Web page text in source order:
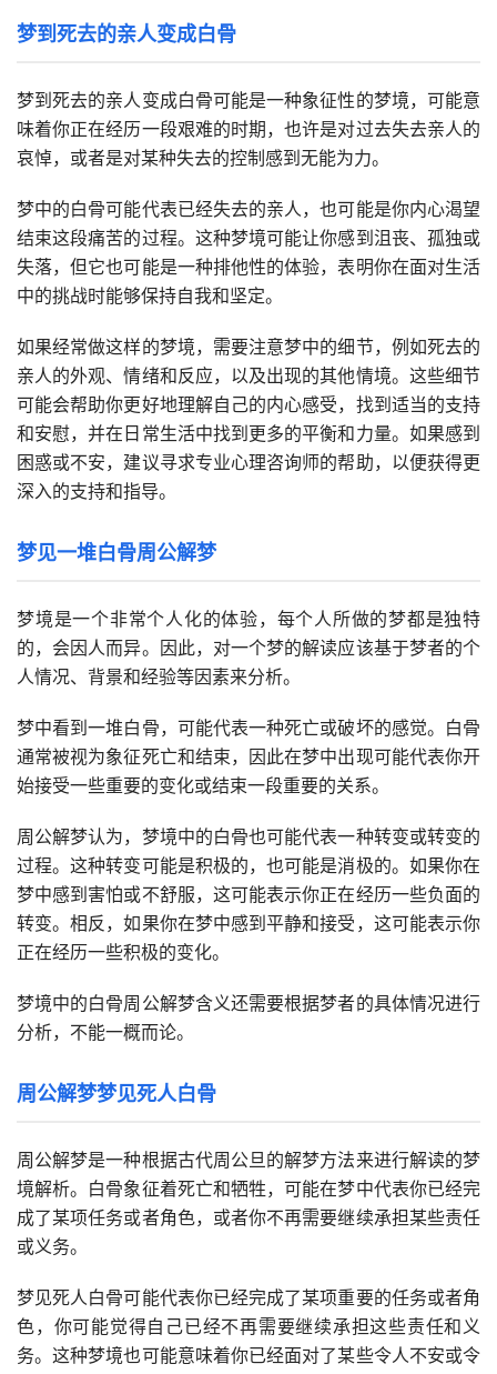
梦到死去的亲人变成白骨
梦到死去的亲人变成白骨可能是一种象征性的梦境，可能意
味着你正在经历一段艰难的时期，也许是对过去失去亲人的
哀悼，或者是对某种失去的控制感到无能为力。
梦中的白骨可能代表已经失去的亲人，也可能是你内心渴望
结束这段痛苦的过程。这种梦境可能让你感到沮丧、孤独或
失落，但它也可能是一种排他性的体验，表明你在面对生活
中的挑战时能够保持自我和坚定。
如果经常做这样的梦境，需要注意梦中的细节，例如死去的
亲人的外观、情绪和反应，以及出现的其他情境。这些细节
可能会帮助你更好地理解自己的内心感受，找到适当的支持
和安慰，并在日常生活中找到更多的平衡和力量。如果感到
困惑或不安，建议寻求专业心理咨询师的帮助，以便获得更
深入的支持和指导。
梦见一堆白骨周公解梦
梦境是一个非常个人化的体验，每个人所做的梦都是独特
的，会因人而异。因此，对一个梦的解读应该基于梦者的个
人情况、背景和经验等因素来分析。
梦中看到一堆白骨，可能代表一种死亡或破坏的感觉。白骨
通常被视为象征死亡和结束，因此在梦中出现可能代表你开
始接受一些重要的变化或结束一段重要的关系。
周公解梦认为，梦境中的白骨也可能代表一种转变或转变的
过程。这种转变可能是积极的，也可能是消极的。如果你在
梦中感到害怕或不舒服，这可能表示你正在经历一些负面的
转变。相反，如果你在梦中感到平静和接受，这可能表示你
正在经历一些积极的变化。
梦境中的白骨周公解梦含义还需要根据梦者的具体情况进行
分析，不能一概而论。
周公解梦梦见死人白骨
周公解梦是一种根据古代周公旦的解梦方法来进行解读的梦
境解析。白骨象征着死亡和牺牲，可能在梦中代表你已经完
成了某项任务或者角色，或者你不再需要继续承担某些责任
或义务。
梦见死人白骨可能代表你已经完成了某项重要的任务或者角
色，你可能觉得自己已经不再需要继续承担这些责任和义
务。这种梦境也可能意味着你已经面对了某些令人不安或令